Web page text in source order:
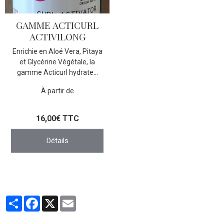
GAMME ACTICURL
ACTIVILONG
Enrichie en Aloé Vera, Pitaya
et Glycérine Végétale, la
gamme Acticurl hydrate...
À partir de
16,00€ TTC
Détails
PartagerFacebook
X